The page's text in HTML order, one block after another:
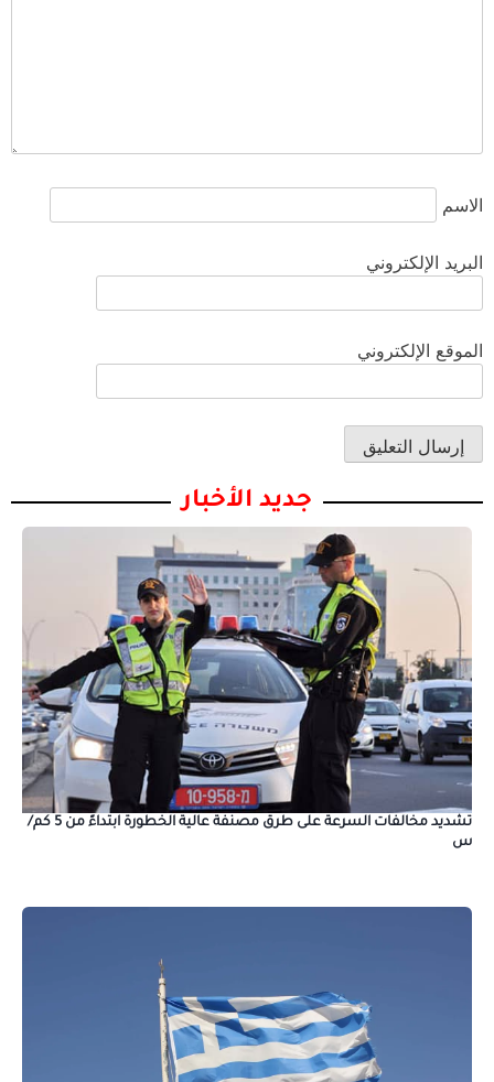
الاسم
البريد الإلكتروني
الموقع الإلكتروني
جديد الأخبار
تشديد مخالفات السرعة على طرق مصنفة عالية الخطورة ابتداءً من 5 كم/
س